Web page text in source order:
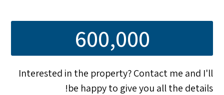
600,000
Interested in the property? Contact me and I'll
be happy to give you all the details!